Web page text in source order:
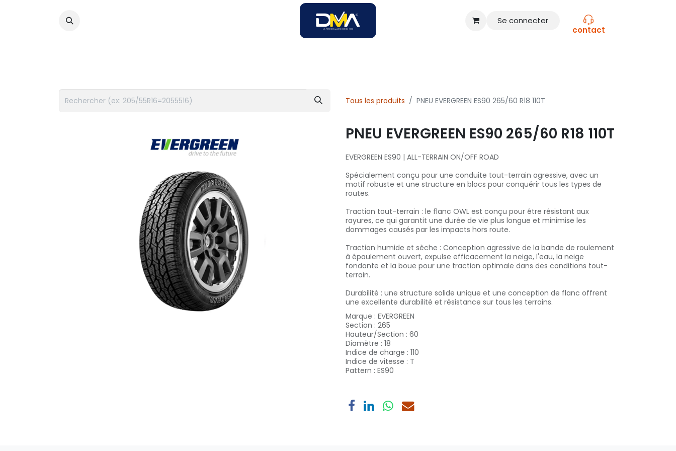
Se connecter
contact
Tous les produits PNEU EVERGREEN ES90 265/60 R18 110T
PNEU EVERGREEN ES90 265/60 R18 110T
EVERGREEN ES90 | ALL-TERRAIN ON/OFF ROAD
Spécialement conçu pour une conduite tout-terrain agressive, avec un
motif robuste et une structure en blocs pour conquérir tous les types de
routes.
Traction tout-terrain : le flanc OWL est conçu pour être résistant aux
rayures, ce qui garantit une durée de vie plus longue et minimise les
dommages causés par les impacts hors route.
Traction humide et sèche : Conception agressive de la bande de roulement
à épaulement ouvert, expulse efficacement la neige, l'eau, la neige
fondante et la boue pour une traction optimale dans des conditions tout-
terrain.
Durabilité : une structure solide unique et une conception de flanc offrent
une excellente durabilité et résistance sur tous les terrains.
Marque : EVERGREEN
Section : 265
Hauteur/Section : 60
Diamètre : 18
Indice de charge : 110
Indice de vitesse : T
Pattern : ES90